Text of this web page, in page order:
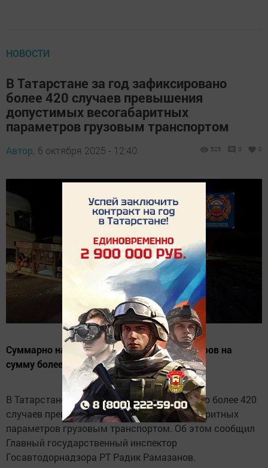
НОВОСТИ
В Татарстане за год зафиксировано
более 420 случаев превышения
допустимых весогабаритных
параметров грузовым транспортом
Автор, 6 октября 2025 - 12:40 525 0 0
Суммарно на нарушителей наложено штрафов на
сумму более 210 млн рублей
В Татарстане за текущий год зафиксировано более 420
случаев превышения допустимых весогабаритных
параметров грузовым транспортом. Об этом сообщил
Главный государственный инспектор
Госавтодорнадзора РТ Радик Рамазанов.